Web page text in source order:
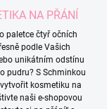
NA PŘÁNÍ
paletce čtyř očních
podle Vašich
unikátním odstínu
pudru? S Schminkou
kosmetiku na
naši e-shopovou